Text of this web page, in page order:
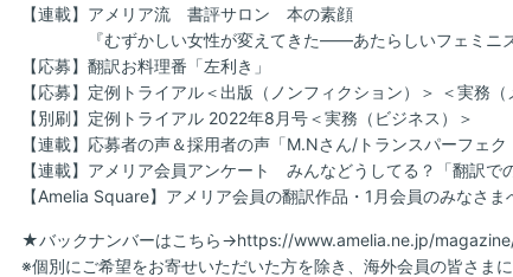
【連載】アメリア流 書評サロン 本の素顔
『むずかしい女性が変えてきた――あたらしいフェミニズ
【応募】翻訳お料理番「左利き」
【応募】定例トライアル＜出版（ノンフィクション）＞ ＜実務
【別刷】定例トライアル 2022年8月号＜実務（ビジネス）＞
【連載】応募者の声＆採用者の声「M.Nさん/トランスパーフェ
【連載】アメリア会員アンケート みんなどうしてる？「翻訳で
【Amelia Square】アメリア会員の翻訳作品・1月会員のみなさま
★バックナンバーはこちら→https://www.amelia.ne.jp/
※個別にご希望をお寄せいただいた方を除き、海外会員の皆さま